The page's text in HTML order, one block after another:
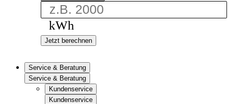
kWh
Jetzt berechnen
Service & Beratung
Service & Beratung
Kundenservice
Kundenservice